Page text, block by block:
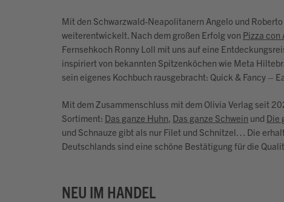
Mit den Schwarzwald-Neapolitanern Angelo und
weiterentwickelt. Nach dem großen Erfolg von Pizza con
Fernsehkoch Ronny Loll mit uns auf eine
inspiriert von bekannten Spitzenköchen wie Meta
sein eigenes Kochbuch rausgebracht: Quick & Fancy –
Mit dem Zusammenschluss mit dem Olivia Verlag seit
Sortiment: Das ganze Huhn, Das ganze Schwein und Die
und Schnauze gibt als nur Filet und Schnitzel… Die
Deutschlands sind eine schöne Bestätigung für die
NEU IM HANDEL